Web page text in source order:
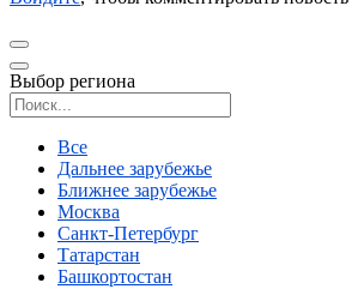
Выбор региона
Все
Дальнее зарубежье
Ближнее зарубежье
Москва
Санкт-Петербург
Татарстан
Башкортостан